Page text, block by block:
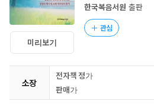
미리보기
한국복음서원 출판
관심
소장
전자책 정가
판매가